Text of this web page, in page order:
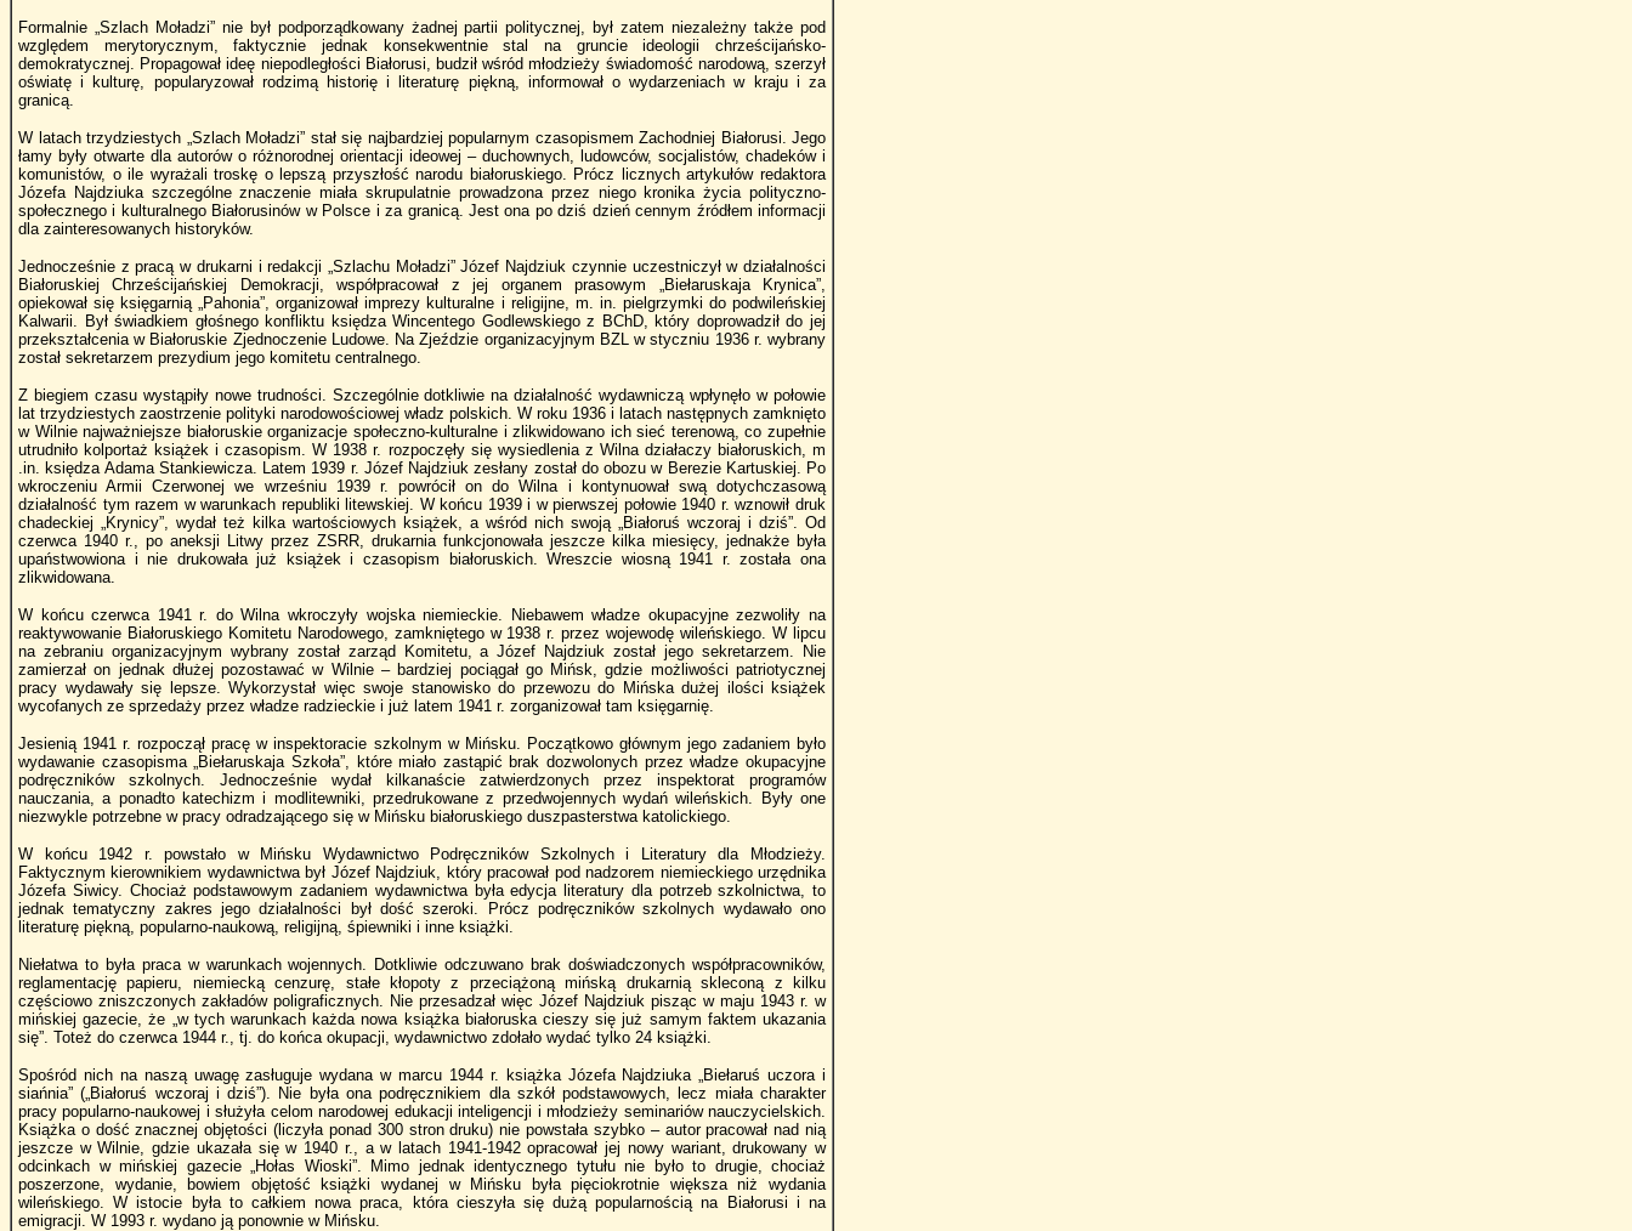
Formalnie „Szlach Moładzi” nie był podporządkowany żadnej partii politycznej, był zatem niezależny także pod
względem merytorycznym, faktycznie jednak konsekwentnie stal na gruncie ideologii chrześcijańsko-
demokratycznej. Propagował ideę niepodległości Białorusi, budził wśród młodzieży świadomość narodową, szerzył
oświatę i kulturę, popularyzował rodzimą historię i literaturę piękną, informował o wydarzeniach w kraju i za
granicą.
W latach trzydziestych „Szlach Moładzi” stał się najbardziej popularnym czasopismem Zachodniej Białorusi. Jego
łamy były otwarte dla autorów o różnorodnej orientacji ideowej – duchownych, ludowców, socjalistów, chadeków i
komunistów, o ile wyrażali troskę o lepszą przyszłość narodu białoruskiego. Prócz licznych artykułów redaktora
Józefa Najdziuka szczególne znaczenie miała skrupulatnie prowadzona przez niego kronika życia polityczno-
społecznego i kulturalnego Białorusinów w Polsce i za granicą. Jest ona po dziś dzień cennym źródłem informacji
dla zainteresowanych historyków.
Jednocześnie z pracą w drukarni i redakcji „Szlachu Moładzi” Józef Najdziuk czynnie uczestniczył w działalności
Białoruskiej Chrześcijańskiej Demokracji, współpracował z jej organem prasowym „Biełaruskaja Krynica”,
opiekował się księgarnią „Pahonia”, organizował imprezy kulturalne i religijne, m. in. pielgrzymki do podwileńskiej
Kalwarii. Był świadkiem głośnego konfliktu księdza Wincentego Godlewskiego z BChD, który doprowadził do jej
przekształcenia w Białoruskie Zjednoczenie Ludowe. Na Zjeździe organizacyjnym BZL w styczniu 1936 r. wybrany
został sekretarzem prezydium jego komitetu centralnego.
Z biegiem czasu wystąpiły nowe trudności. Szczególnie dotkliwie na działalność wydawniczą wpłynęło w połowie
lat trzydziestych zaostrzenie polityki narodowościowej władz polskich. W roku 1936 i latach następnych zamknięto
w Wilnie najważniejsze białoruskie organizacje społeczno-kulturalne i zlikwidowano ich sieć terenową, co zupełnie
utrudniło kolportaż książek i czasopism. W 1938 r. rozpoczęły się wysiedlenia z Wilna działaczy białoruskich, m
.in. księdza Adama Stankiewicza. Latem 1939 r. Józef Najdziuk zesłany został do obozu w Berezie Kartuskiej. Po
wkroczeniu Armii Czerwonej we wrześniu 1939 r. powrócił on do Wilna i kontynuował swą dotychczasową
działalność tym razem w warunkach republiki litewskiej. W końcu 1939 i w pierwszej połowie 1940 r. wznowił druk
chadeckiej „Krynicy”, wydał też kilka wartościowych książek, a wśród nich swoją „Białoruś wczoraj i dziś”. Od
czerwca 1940 r., po aneksji Litwy przez ZSRR, drukarnia funkcjonowała jeszcze kilka miesięcy, jednakże była
upaństwowiona i nie drukowała już książek i czasopism białoruskich. Wreszcie wiosną 1941 r. została ona
zlikwidowana.
W końcu czerwca 1941 r. do Wilna wkroczyły wojska niemieckie. Niebawem władze okupacyjne zezwoliły na
reaktywowanie Białoruskiego Komitetu Narodowego, zamkniętego w 1938 r. przez wojewodę wileńskiego. W lipcu
na zebraniu organizacyjnym wybrany został zarząd Komitetu, a Józef Najdziuk został jego sekretarzem. Nie
zamierzał on jednak dłużej pozostawać w Wilnie – bardziej pociągał go Mińsk, gdzie możliwości patriotycznej
pracy wydawały się lepsze. Wykorzystał więc swoje stanowisko do przewozu do Mińska dużej ilości książek
wycofanych ze sprzedaży przez władze radzieckie i już latem 1941 r. zorganizował tam księgarnię.
Jesienią 1941 r. rozpoczął pracę w inspektoracie szkolnym w Mińsku. Początkowo głównym jego zadaniem było
wydawanie czasopisma „Biełaruskaja Szkoła”, które miało zastąpić brak dozwolonych przez władze okupacyjne
podręczników szkolnych. Jednocześnie wydał kilkanaście zatwierdzonych przez inspektorat programów
nauczania, a ponadto katechizm i modlitewniki, przedrukowane z przedwojennych wydań wileńskich. Były one
niezwykle potrzebne w pracy odradzającego się w Mińsku białoruskiego duszpasterstwa katolickiego.
W końcu 1942 r. powstało w Mińsku Wydawnictwo Podręczników Szkolnych i Literatury dla Młodzieży.
Faktycznym kierownikiem wydawnictwa był Józef Najdziuk, który pracował pod nadzorem niemieckiego urzędnika
Józefa Siwicy. Chociaż podstawowym zadaniem wydawnictwa była edycja literatury dla potrzeb szkolnictwa, to
jednak tematyczny zakres jego działalności był dość szeroki. Prócz podręczników szkolnych wydawało ono
literaturę piękną, popularno-naukową, religijną, śpiewniki i inne książki.
Niełatwa to była praca w warunkach wojennych. Dotkliwie odczuwano brak doświadczonych współpracowników,
reglamentację papieru, niemiecką cenzurę, stałe kłopoty z przeciążoną mińską drukarnią skleconą z kilku
częściowo zniszczonych zakładów poligraficznych. Nie przesadzał więc Józef Najdziuk pisząc w maju 1943 r. w
mińskiej gazecie, że „w tych warunkach każda nowa książka białoruska cieszy się już samym faktem ukazania
się”. Toteż do czerwca 1944 r., tj. do końca okupacji, wydawnictwo zdołało wydać tylko 24 książki.
Spośród nich na naszą uwagę zasługuje wydana w marcu 1944 r. książka Józefa Najdziuka „Biełaruś uczora i
siańnia” („Białoruś wczoraj i dziś”). Nie była ona podręcznikiem dla szkół podstawowych, lecz miała charakter
pracy popularno-naukowej i służyła celom narodowej edukacji inteligencji i młodzieży seminariów nauczycielskich.
Książka o dość znacznej objętości (liczyła ponad 300 stron druku) nie powstała szybko – autor pracował nad nią
jeszcze w Wilnie, gdzie ukazała się w 1940 r., a w latach 1941-1942 opracował jej nowy wariant, drukowany w
odcinkach w mińskiej gazecie „Hołas Wioski”. Mimo jednak identycznego tytułu nie było to drugie, chociaż
poszerzone, wydanie, bowiem objętość książki wydanej w Mińsku była pięciokrotnie większa niż wydania
wileńskiego. W istocie była to całkiem nowa praca, która cieszyła się dużą popularnością na Białorusi i na
emigracji. W 1993 r. wydano ją ponownie w Mińsku.